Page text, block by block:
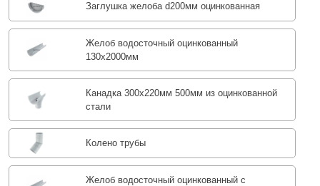
Заглушка желоба d200мм оцинкованная
Желоб водосточный оцинкованный
130х2000мм
Канадка 300x220мм 500мм из оцинкованной
стали
Колено трубы
Желоб водосточный оцинкованный с